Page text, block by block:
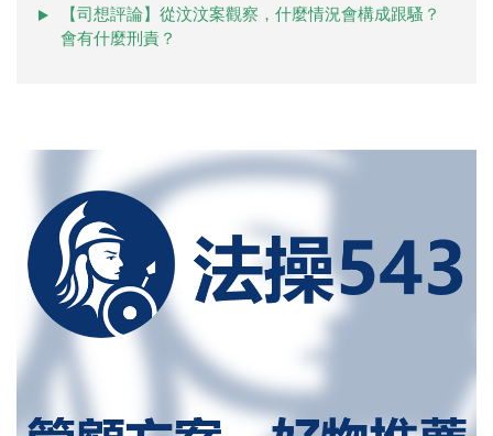
【司想評論】從汶汶案觀察，什麼情況會構成跟騷？
會有什麼刑責？